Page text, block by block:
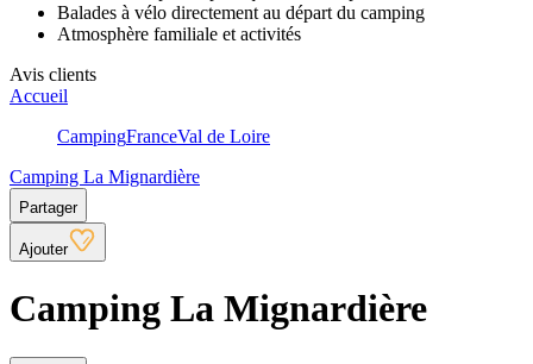
Balades à vélo directement au départ du camping
Atmosphère familiale et activités
Avis clients
Accueil
CampingFranceVal de Loire
Camping La Mignardière
Partager
Ajouter
Camping La Mignardière